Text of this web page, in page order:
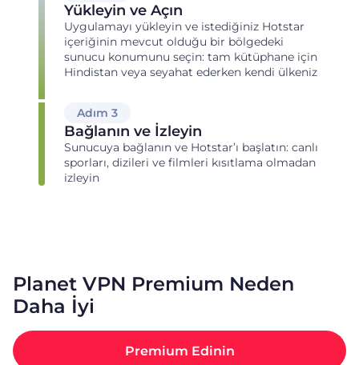
Yükleyin ve Açın
Uygulamayı yükleyin ve istediğiniz Hotstar
içeriğinin mevcut olduğu bir bölgedeki
sunucu konumunu seçin: tam kütüphane için
Hindistan veya seyahat ederken kendi ülkeniz
Adım 3
Bağlanın ve İzleyin
Sunucuya bağlanın ve Hotstar’ı başlatın: canlı
sporları, dizileri ve filmleri kısıtlama olmadan
izleyin
Planet VPN Premium Neden
Daha İyi
Premium Edinin